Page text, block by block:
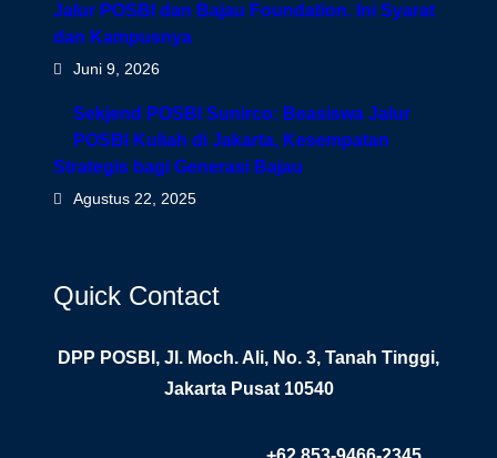
Jalur POSBI dan Bajau Foundation. Ini Syarat
dan Kampusnya
Juni 9, 2026
Sekjend POSBI Sunirco: Beasiswa Jalur
POSBI Kuliah di Jakarta, Kesempatan
Strategis bagi Generasi Bajau
Agustus 22, 2025
Quick Contact
DPP POSBI, Jl. Moch. Ali, No. 3, Tanah Tinggi,
Jakarta Pusat 10540